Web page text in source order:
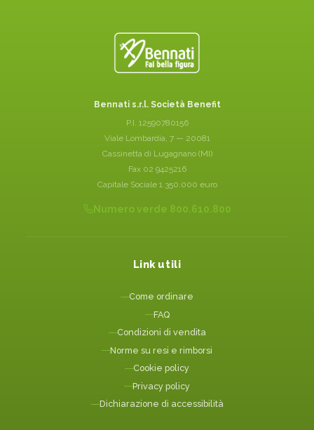
Bennati s.r.l. Società Benefit
P.I. 12590780156
Viale Lombardia, 7 — 20081
Cassinetta di Lugagnano (MI)
Fax 02 9425216
Capitale Sociale 1.350.000 euro
Numero verde 800.610.800
Link utili
Come ordinare
FAQ
Condizioni di vendita
Norme su resi e rimborsi
Cookie policy
Privacy policy
Dichiarazione di accessibilità